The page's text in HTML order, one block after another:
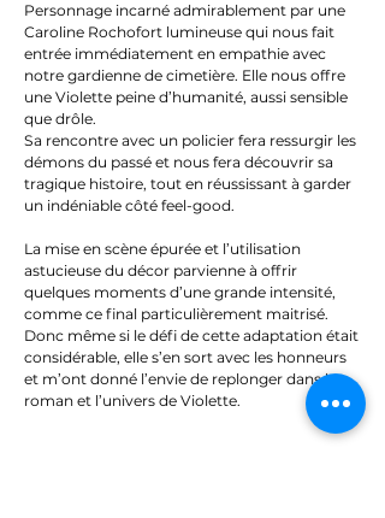
Personnage incarné admirablement par une
Caroline Rochofort lumineuse qui nous fait
entrée immédiatement en empathie avec
notre gardienne de cimetière. Elle nous offre
une Violette peine d’humanité, aussi sensible
que drôle.
Sa rencontre avec un policier fera ressurgir les
démons du passé et nous fera découvrir sa
tragique histoire, tout en réussissant à garder
un indéniable côté feel-good.
La mise en scène épurée et l’utilisation
astucieuse du décor parvienne à offrir
quelques moments d’une grande intensité,
comme ce final particulièrement maitrisé.
Donc même si le défi de cette adaptation était
considérable, elle s’en sort avec les honneurs
et m’ont donné l’envie de replonger dans le
roman et l’univers de Violette.